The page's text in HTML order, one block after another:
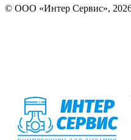
© ООО «Интер Сервис»,